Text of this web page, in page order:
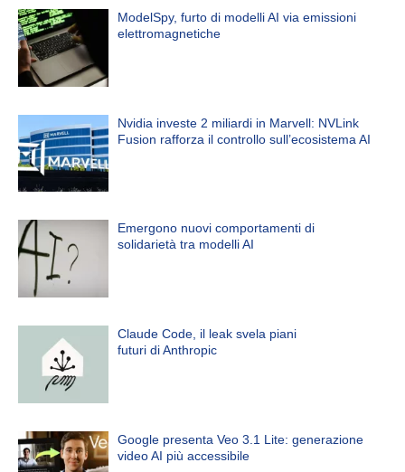
ModelSpy, furto di modelli AI via emissioni
elettromagnetiche
Nvidia investe 2 miliardi in Marvell: NVLink
Fusion rafforza il controllo sull’ecosistema AI
Emergono nuovi comportamenti di
solidarietà tra modelli AI
Claude Code, il leak svela piani
futuri di Anthropic
Google presenta Veo 3.1 Lite: generazione
video AI più accessibile